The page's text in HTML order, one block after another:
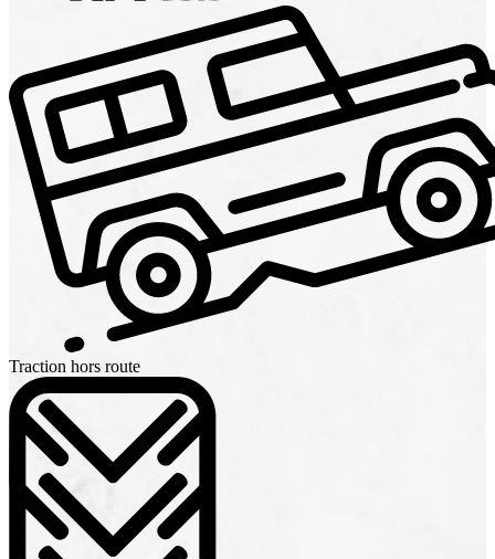
Traction hors route